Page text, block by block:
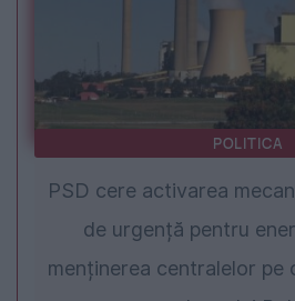
POLITICA
PSD cere activarea
de urgență pentru
menținerea centralelor pe